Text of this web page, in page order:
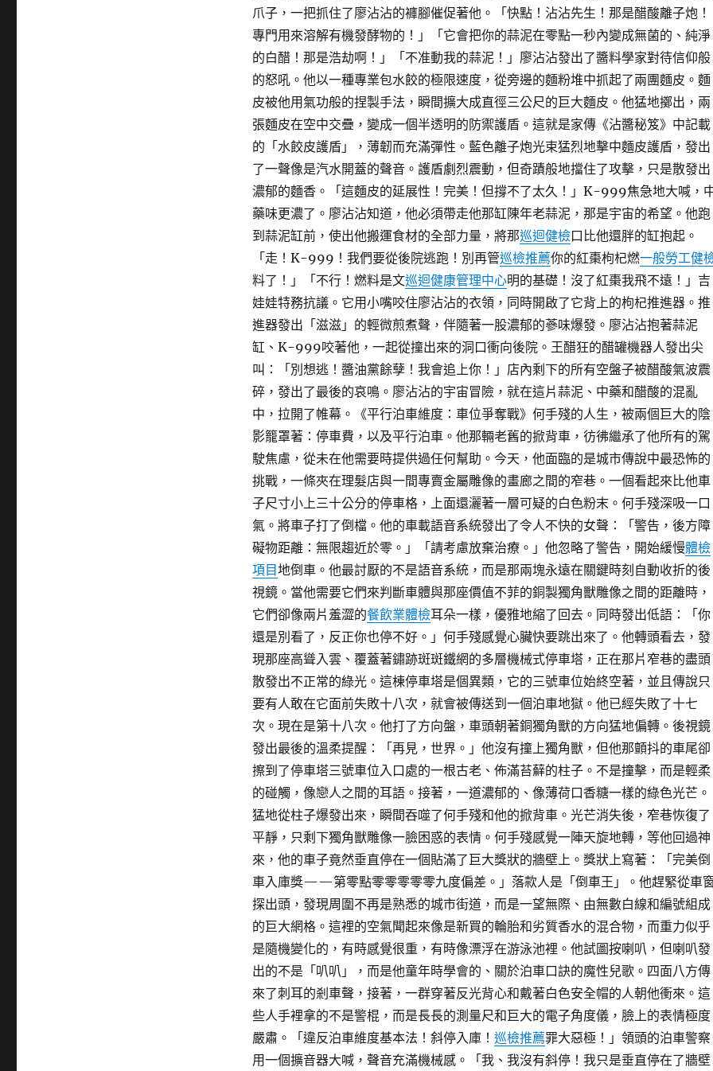
爪子，一把抓住了廖沾沾的褲腳催促著他。「快點！沾沾先生！那是醋酸離子炮！
專門用來溶解有機發酵物的！」「它會把你的蒜泥在零點一秒內變成無菌的、純淨
的白醋！那是浩劫啊！」「不准動我的蒜泥！」廖沾沾發出了醬料學家對待信仰般
的怒吼。他以一種專業包水餃的極限速度，從旁邊的麵粉堆中抓起了兩團麵皮。麵
皮被他用氣功般的捏製手法，瞬間擴大成直徑三公尺的巨大麵皮。他猛地擲出，兩
張麵皮在空中交疊，變成一個半透明的防禦護盾。這就是家傳《沾醬秘笈》中記載
的「水餃皮護盾」，薄韌而充滿彈性。藍色離子炮光束猛烈地擊中麵皮護盾，發出
了一聲像是汽水開蓋的聲音。護盾劇烈震動，但奇蹟般地擋住了攻擊，只是散發出
濃郁的麵香。「這麵皮的延展性！完美！但撐不了太久！」K-999焦急地大喊，
藥味更濃了。廖沾沾知道，他必須帶走他那缸陳年老蒜泥，那是宇宙的希望。他跑
到蒜泥缸前，使出他搬運食材的全部力量，將那巡迴健檢口比他還胖的缸抱起。
「走！K-999！我們要從後院逃跑！別再管巡檢推薦你的紅棗枸杞燃一般勞工健
料了！」「不行！燃料是文巡迴健康管理中心明的基礎！沒了紅棗我飛不遠！」吉
娃娃特務抗議。它用小嘴咬住廖沾沾的衣領，同時開啟了它背上的枸杞推進器。推
進器發出「滋滋」的輕微煎煮聲，伴隨著一股濃郁的蔘味爆發。廖沾沾抱著蒜泥
缸、K-999咬著他，一起從撞出來的洞口衝向後院。王醋狂的醋罐機器人發出尖
叫：「別想逃！醬油黨餘孽！我會追上你！」店內剩下的所有空盤子被醋酸氣波震
碎，發出了最後的哀鳴。廖沾沾的宇宙冒險，就在這片蒜泥、中藥和醋酸的混亂
中，拉開了帷幕。《平行泊車維度：車位爭奪戰》何手殘的人生，被兩個巨大的陰
影籠罩著：停車費，以及平行泊車。他那輛老舊的掀背車，彷彿繼承了他所有的駕
駛焦慮，從未在他需要時提供過任何幫助。今天，他面臨的是城市傳說中最恐怖的
挑戰，一條夾在理髮店與一間專賣金屬雕像的畫廊之間的窄巷。一個看起來比他車
子尺寸小上三十公分的停車格，上面還灑著一層可疑的白色粉末。何手殘深吸一口
氣。將車子打了倒檔。他的車載語音系統發出了令人不快的女聲：「警告，後方障
礙物距離：無限趨近於零。」「請考慮放棄治療。」他忽略了警告，開始緩慢體檢
項目地倒車。他最討厭的不是語音系統，而是那兩塊永遠在關鍵時刻自動收折的後
視鏡。當他需要它們來判斷車體與那座價值不菲的銅製獨角獸雕像之間的距離時，
它們卻像兩片羞澀的餐飲業體檢耳朵一樣，優雅地縮了回去。同時發出低語：「你
還是別看了，反正你也停不好。」何手殘感覺心臟快要跳出來了。他轉頭看去，發
現那座高聳入雲、覆蓋著鏽跡斑斑鐵網的多層機械式停車塔，正在那片窄巷的盡頭
散發出不正常的綠光。這棟停車塔是個異類，它的三號車位始終空著，並且傳說只
要有人敢在它面前失敗十八次，就會被傳送到一個泊車地獄。他已經失敗了十七
次。現在是第十八次。他打了方向盤，車頭朝著銅獨角獸的方向猛地偏轉。後視鏡
發出最後的溫柔提醒：「再見，世界。」他沒有撞上獨角獸，但他那顫抖的車尾卻
擦到了停車塔三號車位入口處的一根古老、佈滿苔蘚的柱子。不是撞擊，而是輕柔
的碰觸，像戀人之間的耳語。接著，一道濃郁的、像薄荷口香糖一樣的綠色光芒。
猛地從柱子爆發出來，瞬間吞噬了何手殘和他的掀背車。光芒消失後，窄巷恢復了
平靜，只剩下獨角獸雕像一臉困惑的表情。何手殘感覺一陣天旋地轉，等他回過神
來，他的車子竟然垂直停在一個貼滿了巨大獎狀的牆壁上。獎狀上寫著：「完美倒
車入庫獎——第零點零零零零零九度偏差。」落款人是「倒車王」。他趕緊從車
探出頭，發現周圍不再是熟悉的城市街道，而是一望無際、由無數白線和編號組成
的巨大網格。這裡的空氣聞起來像是新買的輪胎和劣質香水的混合物，而重力似乎
是隨機變化的，有時感覺很重，有時像漂浮在游泳池裡。他試圖按喇叭，但喇叭發
出的不是「叭叭」，而是他童年時學會的、關於泊車口訣的魔性兒歌。四面八方傳
來了刺耳的剎車聲，接著，一群穿著反光背心和戴著白色安全帽的人朝他衝來。這
些人手裡拿的不是警棍，而是長長的測量尺和巨大的電子角度儀，臉上的表情極度
嚴肅。「違反泊車維度基本法！斜停入庫！ 巡檢推薦罪大惡極！」領頭的泊車警察
用一個擴音器大喊，聲音充滿機械感。「我、我沒有斜停！我只是垂直停在了牆壁